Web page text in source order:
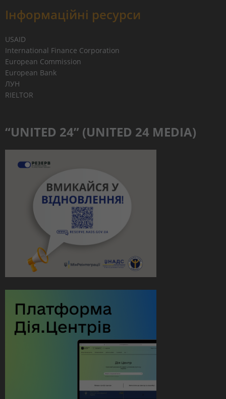
Інформаційні ресурси
USAID
International Finance Corporation
European Commission
European Bank
ЛУН
RIELTOR
“UNITED 24” (UNITED 24 MEDIA)